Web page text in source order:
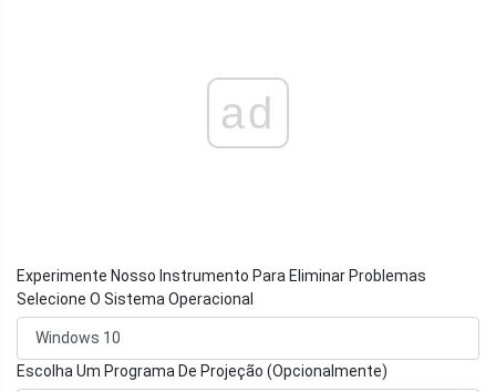
ad
Experimente Nosso Instrumento Para Eliminar Problemas
Selecione O Sistema Operacional
Escolha Um Programa De Projeção (Opcionalmente)